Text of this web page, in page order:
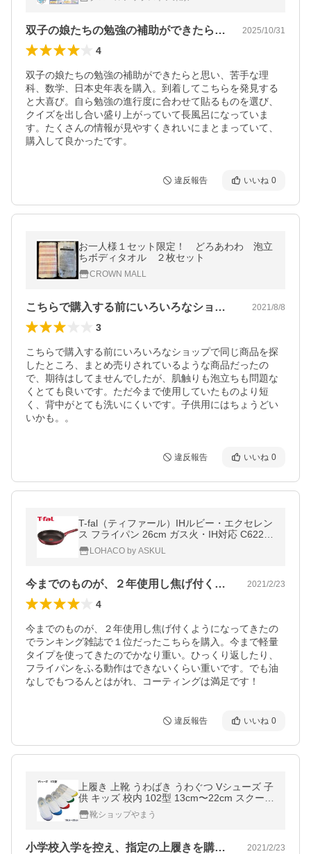
双子の娘たちの勉強の補助ができたらと思… 2025/10/31
4
双子の娘たちの勉強の補助ができたらと思い、苦手な理
科、数学、日本史年表を購入。到着してこちらを発見する
と大喜び。自ら勉強の進行度に合わせて貼るものを選び、
クイズを出し合い盛り上がっていて長風呂になっていま
す。たくさんの情報が見やすくきれいにまとまっていて、
購入して良かったです。
違反報告 いいね 0
お一人様１セット限定！ どろあわわ 泡立
ちボディタオル ２枚セット
CROWN MALL
こちらで購入する前にいろいろなショップ… 2021/8/8
3
こちらで購入する前にいろいろなショップで同じ商品を探
したところ、まとめ売りされているような商品だったの
で、期待はしてませんでしたが、肌触りも泡立ちも問題な
くとても良いです。ただ今まで使用していたものより短
く、背中がとても洗いにくいです。子供用にはちょうどい
いかも。。
違反報告 いいね 0
T-fal（ティファール）IHルビー・エクセレン
ス フライパン 26cm ガス火・IH対応 C6220
5
LOHACO by ASKUL
今までのものが、２年使用し焦げ付くよう… 2021/2/23
4
今までのものが、２年使用し焦げ付くようになってきたの
でランキング雑誌で１位だったこちらを購入。今まで軽量
タイプを使ってきたのでかなり重い。ひっくり返したり、
フライパンをふる動作はできないくらい重いです。でも油
なしでもつるんとはがれ、コーティングは満足です！
違反報告 いいね 0
上履き 上靴 うわばき うわぐつ Vシューズ 子
供 キッズ 校内 102型 13cm〜22cm スクール
シューズ 幅広 ワイド 屋内シューズ 上履き
子供靴 上靴 三角ゴム 子供
靴ショップやまう
小学校入学を控え、指定の上履きを購入し… 2021/2/23